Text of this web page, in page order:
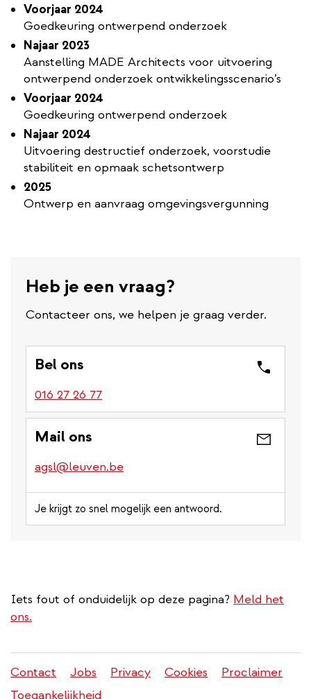
Voorjaar 2024
Goedkeuring ontwerpend onderzoek
Najaar 2023
Aanstelling MADE Architects voor uitvoering
ontwerpend onderzoek ontwikkelingsscenario’s
Voorjaar 2024
Goedkeuring ontwerpend onderzoek
Najaar 2024
Uitvoering destructief onderzoek, voorstudie
stabiliteit en opmaak schetsontwerp
2025
Ontwerp en aanvraag omgevingsvergunning
Heb je een vraag?
Contacteer ons, we helpen je graag verder.
Bel ons
016 27 26 77
Mail ons
agsl@leuven.be
Je krijgt zo snel mogelijk een antwoord.
Iets fout of onduidelijk op deze pagina? Meld het
ons.
Juridisch
Contact Jobs Privacy Cookies
Proclaimer
Toegankelijkheid